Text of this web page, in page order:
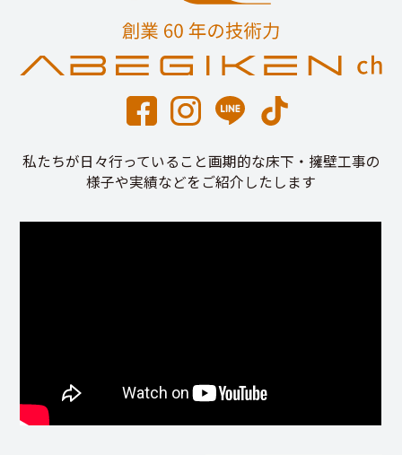
私たちが日々行っていること画期的な床下・擁壁工事の
様子や実績などをご紹介したします